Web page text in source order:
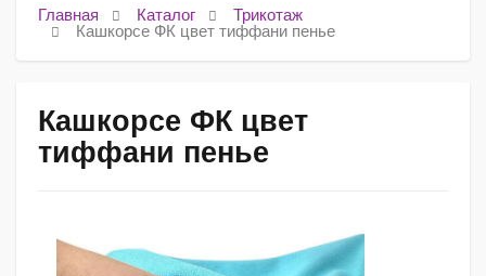
Главная Каталог
Трикотаж
Кашкорсе ФК цвет тиффани пенье
Кашкорсе ФК цвет
тиффани пенье